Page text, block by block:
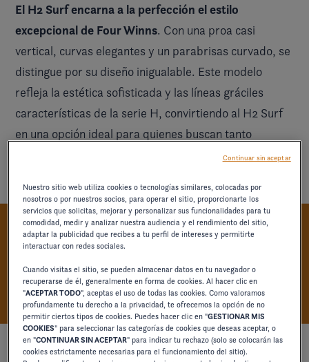
El H2 Surf encarna a la perfección el estilo
excepcional de Four Winns. Con una proa casi
vertical, curvas elegantes y un parabrisas curvado, se
distingue por su diseño inigualable. Este modelo
refleja la estética sofisticada y las líneas gráciles
características de la serie H, convirtiendo al H2 Surf
en una opción ideal para quienes buscan tanto
FABRICADA BUSCANDO LA
PERFECCIÓN
Nuestro sitio web utiliza cookies o tecnologías similares, colocadas por
nosotros o por nuestros socios, para operar el sitio, proporcionarte los
servicios que solicitas, mejorar y personalizar sus funcionalidades para tu
comodidad, medir y analizar nuestra audiencia y el rendimiento del sitio,
adaptar la publicidad que recibes a tu perfil de intereses y permitirte
interactuar con redes sociales.
Cuando visitas el sitio, se pueden almacenar datos en tu navegador o
recuperarse de él, generalmente en forma de cookies. Al hacer clic en
"ACEPTAR TODO", aceptas el uso de todas las cookies. Como valoramos
profundamente tu derecho a la privacidad, te ofrecemos la opción de no
permitir ciertos tipos de cookies. Puedes hacer clic en "GESTIONAR MIS
COOKIES" para seleccionar las categorías de cookies que deseas aceptar, o
en "CONTINUAR SIN ACEPTAR" para indicar tu rechazo (solo se colocarán las
cookies estrictamente necesarias para el funcionamiento del sitio).
Continuar sin aceptar